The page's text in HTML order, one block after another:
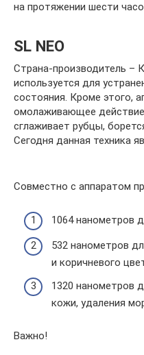
на протяжении шести
SL NEO
Страна-производитель –
используется для
состояния. Кроме этого,
омолаживающее
сглаживает рубцы,
Сегодня данная техника
Совместно с аппаратом
1064 нанометров
532 нанометров
и коричневого
1320 нанометров
кожи, удаления
Важно!